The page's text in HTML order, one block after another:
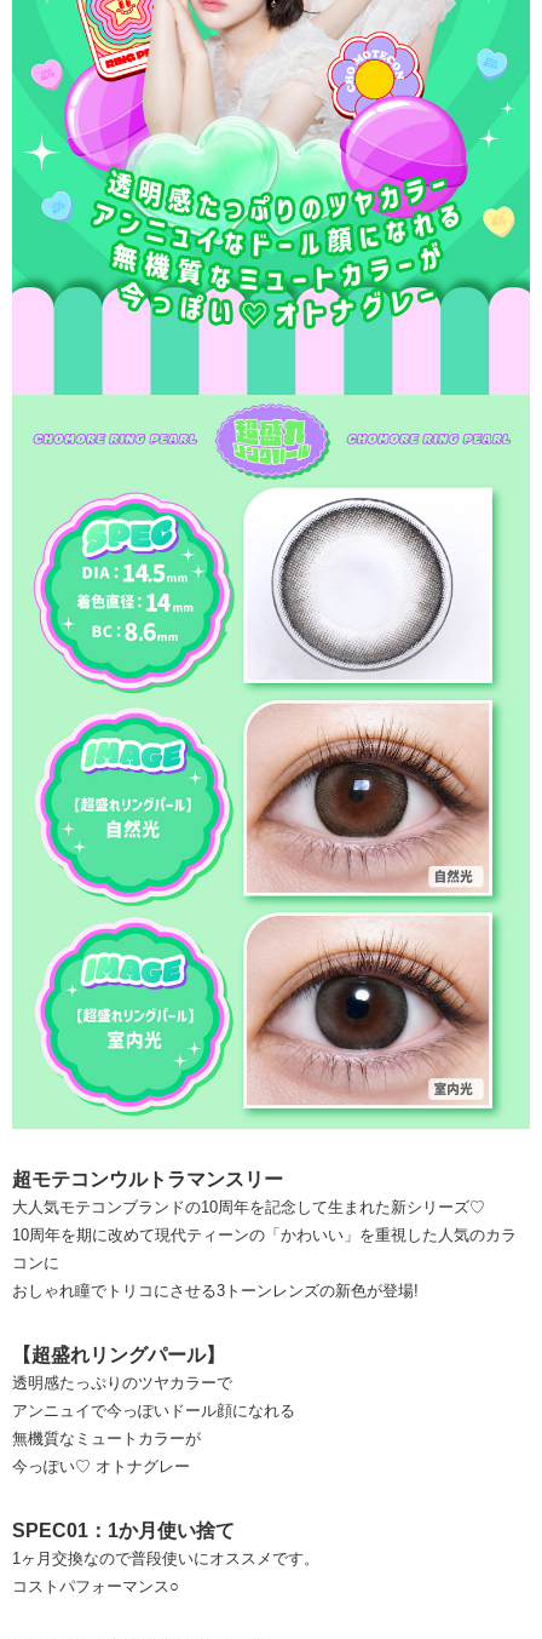
超モテコンウルトラマンスリー
大人気モテコンブランドの10周年を記念して生まれた新シリーズ♡
10周年を期に改めて現代ティーンの「かわいい」を重視した人気のカラ
コンに
おしゃれ瞳でトリコにさせる3トーンレンズの新色が登場!
【超盛れリングパール】
透明感たっぷりのツヤカラーで
アンニュイで今っぽいドール顔になれる
無機質なミュートカラーが
今っぽい♡ オトナグレー
SPEC01：1か月使い捨て
1ヶ月交換なので普段使いにオススメです。
コストパフォーマンス○